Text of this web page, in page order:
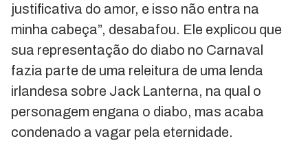
justificativa do amor, e isso não entra na
minha cabeça”, desabafou. Ele explicou que
sua representação do diabo no Carnaval
fazia parte de uma releitura de uma lenda
irlandesa sobre Jack Lanterna, na qual o
personagem engana o diabo, mas acaba
condenado a vagar pela eternidade.